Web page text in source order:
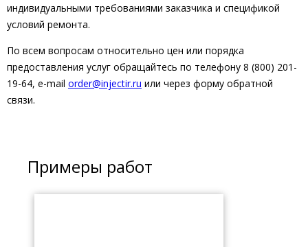
индивидуальными требованиями заказчика и спецификой
условий ремонта.
По всем вопросам относительно цен или порядка
предоставления услуг обращайтесь по телефону 8 (800) 201-
19-64, e-mail order@injectir.ru или через форму обратной
связи.
Примеры работ